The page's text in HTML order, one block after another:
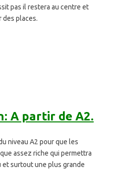
pas il restera au centre et
des places.
A partir de A2.
niveau A2 pour que les
assez riche qui permettra
et surtout une plus grande